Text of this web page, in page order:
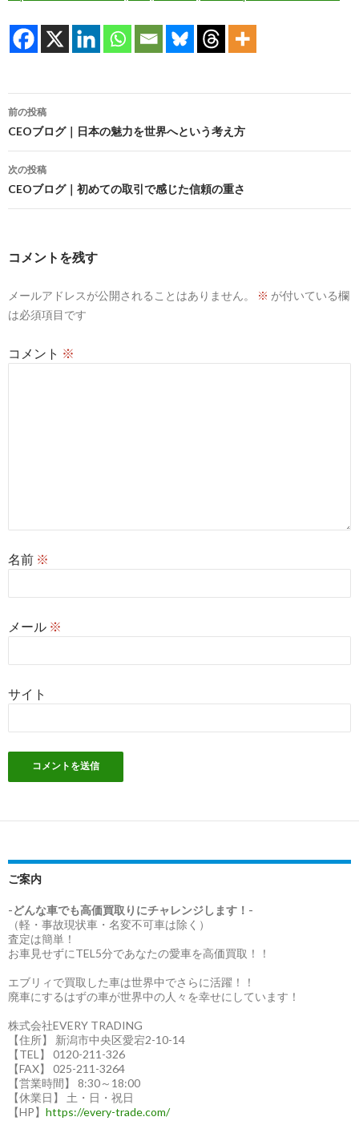
投
稿
ナ
ビ
ゲ
ョ
前の投稿
CEOブログ｜日本の魅力を世界へという考え方
次の投稿
CEOブログ｜初めての取引で感じた信頼の重さ
コメントを残す
メールアドレスが公開されることはありません。 ※ が付いている欄
は必須項目です
コメント ※
名前 ※
メール ※
サイト
ご案内
-どんな車でも高価買取りにチャレンジします！-
（軽・事故現状車・名変不可車は除く）
査定は簡単！
お車見せずにTEL5分であなたの愛車を高価買取！！
エブリィで買取した車は世界中でさらに活躍！！
廃車にするはずの車が世界中の人々を幸せにしています！
株式会社EVERY TRADING
【住所】 新潟市中央区愛宕2-10-14
【TEL】 0120-211-326
【FAX】 025-211-3264
【営業時間】 8:30～18:00
【休業日】 土・日・祝日
【HP】 https://every-trade.com/